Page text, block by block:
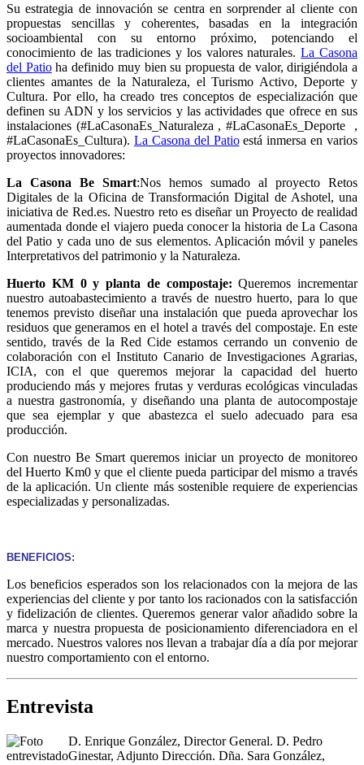
Su estrategia de innovación se centra en sorprender al cliente con
propuestas sencillas y coherentes, basadas en la integración
socioambiental con su entorno próximo, potenciando el
conocimiento de las tradiciones y los valores naturales.La Casona
del Patioha definido muy bien su propuesta de valor, dirigiéndola a
clientes amantes de la Naturaleza, el Turismo Activo, Deporte y
Cultura. Por ello, ha creado tres conceptos de especialización que
definen su ADN y los servicios y las actividades que ofrece en sus
instalaciones (#LaCasonaEs_Naturaleza , #LaCasonaEs_Deporte ,
#LaCasonaEs_Cultura). La Casona del Patioestá inmersa en varios
proyectos innovadores:
La Casona Be Smart:Nos hemos sumado al proyecto Retos
Digitales de la Oficina de Transformación Digital de Ashotel, una
iniciativa de Red.es. Nuestro reto es diseñar un Proyecto de realidad
aumentada donde el viajero pueda conocer la historia de La Casona
del Patio y cada uno de sus elementos. Aplicación móvil y paneles
Interpretativos del patrimonio y la Naturaleza.
Huerto KM 0 y planta de compostaje: Queremos incrementar
nuestro autoabastecimiento a través de nuestro huerto, para lo que
tenemos previsto diseñar una instalación que pueda aprovechar los
residuos que generamos en el hotel a través del compostaje. En este
sentido, través de la Red Cide estamos cerrando un convenio de
colaboración con el Instituto Canario de Investigaciones Agrarias,
ICIA, con el que queremos mejorar la capacidad del huerto
produciendo más y mejores frutas y verduras ecológicas vinculadas
a nuestra gastronomía, y diseñando una planta de autocompostaje
que sea ejemplar y que abastezca el suelo adecuado para esa
producción.
Con nuestro Be Smart queremos iniciar un proyecto de monitoreo
del Huerto Km0 y que el cliente pueda participar del mismo a través
de la aplicación. Un cliente más sostenible requiere de experiencias
especializadas y personalizadas.
BENEFICIOS:
Los beneficios esperados son los relacionados con la mejora de las
experiencias del cliente y por tanto los racionados con la satisfacción
y fidelización de clientes. Queremos generar valor añadido sobre la
marca y nuestra propuesta de posicionamiento diferenciadora en el
mercado. Nuestros valores nos llevan a trabajar día a día por mejorar
nuestro comportamiento con el entorno.
Entrevista
D. Enrique González, Director General. D. Pedro
Ginestar, Adjunto Dirección. Dña. Sara González,